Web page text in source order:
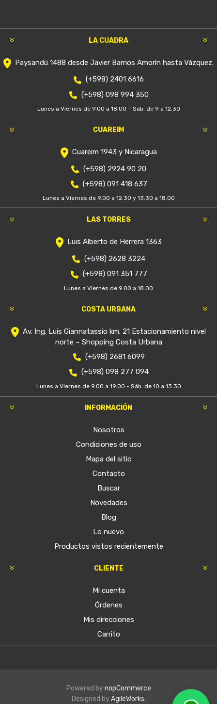
LA CUADRA
Paysandú 1488 desde Javier Barrios Amorín hasta Vázquez.
(+598) 2401 6616
(+598) 098 994 350
Lunes a Viernes de 9.00 a 18.00 – Sáb. de 9 a 12.30
CUAREIM
Cuareim 1943 y Nicaragua
(+598) 2924 90 20
(+598) 091 418 637
Lunes a Viernes de 9.00 a 12.30 y 13.30 a 18.00
LAS TORRES
Luis Alberto de Herrera 1363
(+598) 2628 3224
(+598) 091 351 777
Lunes a Viernes de 9.00 a 18.00
COSTA URBANA
Av. Ing. Luis Giannatassio km. 21 Estacionamiento nivel
norte – Shopping Costa Urbana
(+598) 2681 6099
(+598) 098 277 094
Lunes a Viernes de 9.00 a 19.00 - Sáb. de 10 a 13:30
INFORMACIÓN
Nosotros
Condiciones de uso
Mapa del sitio
Contacto
Buscar
Novedades
Blog
Lo nuevo
Productos vistos recientemente
CLIENTE
Mi cuenta
Órdenes
Mis direcciones
Carrito
Powered bynopCommerce
Designed byAgileWorks.